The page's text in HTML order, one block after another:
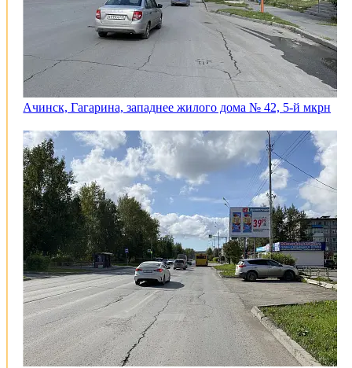
Ачинск, Гагарина, западнее жилого дома № 42, 5-й мкрн